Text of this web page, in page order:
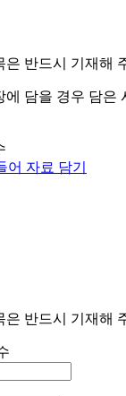
은 반드시 기재해
에 담을 경우 담은
어 자료 담기
은 반드시 기재해